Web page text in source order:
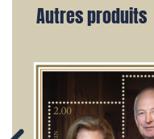
Autres produits